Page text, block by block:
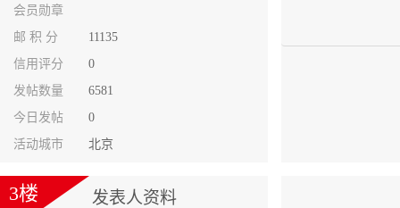
会员勋章
邮 积 分
11135
信用评分
0
发帖数量
6581
今日发帖
0
活动城市
北京
发表人资料
3楼